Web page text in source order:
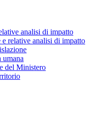
analisi di impatto
relative analisi di impatto
umana
del Ministero